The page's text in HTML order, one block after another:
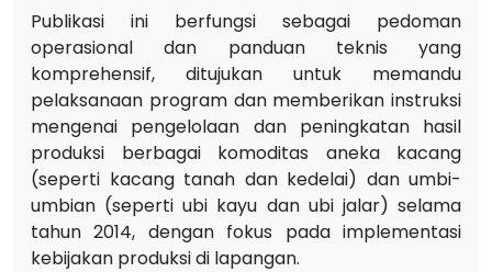
Publikasi ini berfungsi sebagai pedoman
operasional dan panduan teknis yang
komprehensif, ditujukan untuk memandu
pelaksanaan program dan memberikan instruksi
mengenai pengelolaan dan peningkatan hasil
produksi berbagai komoditas aneka kacang
(seperti kacang tanah dan kedelai) dan umbi-
umbian (seperti ubi kayu dan ubi jalar) selama
tahun 2014, dengan fokus pada implementasi
kebijakan produksi di lapangan.